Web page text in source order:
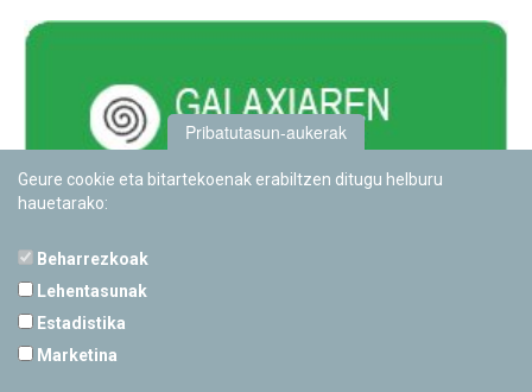
Pribatutasun-aukerak
Geure cookie eta bitartekoenak erabiltzen ditugu helburu
hauetarako:
Beharrezkoak
Lehentasunak
Estadistika
Marketina